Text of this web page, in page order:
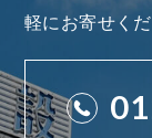
軽にお寄せくだ